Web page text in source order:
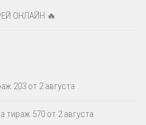
ОНЛАЙН 🔥
203 от 2 августа
тираж 570 от 2 августа